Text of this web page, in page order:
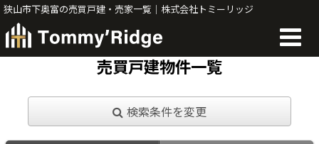
狭山市下奥富の売買戸建・売家一覧｜株式会社トミーリッジ
売買戸建物件一覧
検索条件を変更